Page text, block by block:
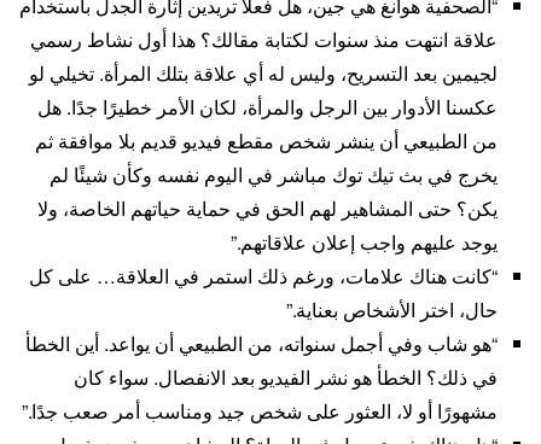
علاقة انتهت منذ سنوات لكتابة مقالك؟ هذا أول نشاط رسمي
لجيمين بعد التسريح، وليس له أي علاقة بتلك المرأة. تخيلي لو
عكسنا الأدوار بين الرجل والمرأة، لكان الأمر خطيرًا جدًا. هل
من الطبيعي أن ينشر شخص مقطع فيديو قديم بلا موافقة ثم
يخرج في بث تيك توك مباشر في اليوم نفسه وكأن شيئًا لم
يكن؟ حتى المشاهير لهم الحق في حماية حياتهم الخاصة، ولا
يوجد عليهم واجب إعلان علاقاتهم.”
“كانت هناك علامات، ورغم ذلك استمر في العلاقة… على كل
حال، اختر الأشخاص بعناية.”
“هو شاب وفي أجمل سنواته، من الطبيعي أن يواعد. أين الخطأ
في ذلك؟ الخطأ هو نشر الفيديو بعد الانفصال. سواء كان
مشهورًا أو لا، العثور على شخص جيد ومناسب أمر صعب جدًا.”